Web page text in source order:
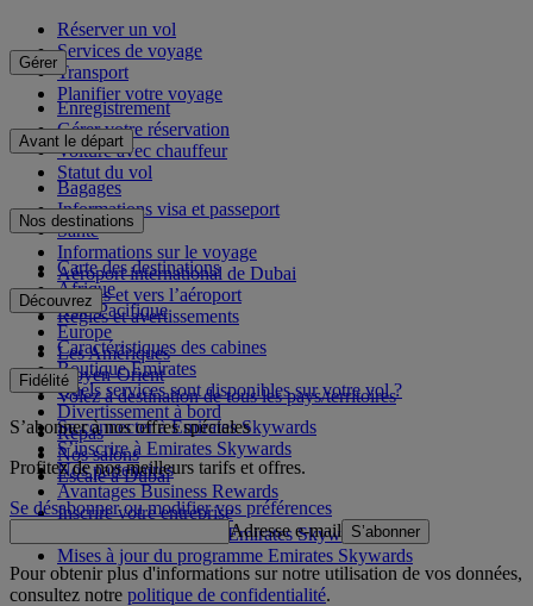
Réserver un vol
Services de voyage
Transport
Planifier votre voyage
Gérer
Enregistrement
Gérer votre réservation
Voiture avec chauffeur
Statut du vol
Avant le départ
Bagages
Informations visa et passeport
Santé
Informations sur le voyage
Aéroport international de Dubai
Depuis et vers l’aéroport
Règles et avertissements
Nos destinations
Carte des destinations
Afrique
Asie-Pacifique
Europe
Les Amériques
Moyen-Orient
Volez à destination de tous les pays/territoires
Découvrez
Caractéristiques des cabines
Boutique Emirates
Quels services sont disponibles sur votre vol ?
Divertissement à bord
Repas
Nos salons
Escale à Dubai
Fidélité
Se connecter à Emirates Skywards
S’inscrire à Emirates Skywards
Nos partenaires
Avantages Business Rewards
Inscrire votre entreprise
Règles du programme Emirates Skywards
Mises à jour du programme Emirates Skywards
S’abonner à nos offres spéciales
Profitez de nos meilleurs tarifs et offres.
Se désabonner ou modifier vos préférences
Adresse e-mail S’abonner
Pour obtenir plus d'informations sur notre utilisation de vos données,
consultez notre politique de confidentialité.